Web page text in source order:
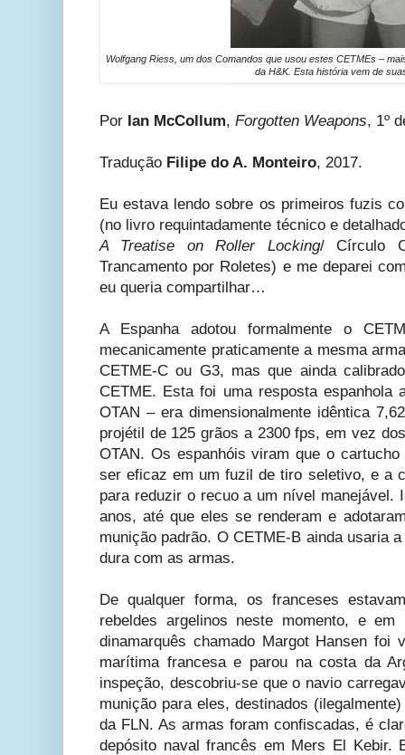
Wolfgang Riess, um dos Comandos que usou estes CETMEs –
da H&K. Esta história vem de
Por Ian McCollum, Forgotten Weapons, 1º
Tradução Filipe do A. Monteiro, 2017.
Eu estava lendo sobre os primeiros fuzis
(no livro requintadamente técnico e
A Treatise on Roller Locking/ Círculo
Trancamento por Roletes) e me deparei
eu queria compartilhar…
A Espanha adotou formalmente o
mecanicamente praticamente a mesma
CETME-C ou G3, mas que ainda
CETME. Esta foi uma resposta espanhola
OTAN – era dimensionalmente idêntica
projétil de 125 grãos a 2300 fps, em vez
OTAN. Os espanhóis viram que o
ser eficaz em um fuzil de tiro seletivo, e a
para reduzir o recuo a um nível manejável.
anos, até que eles se renderam e
munição padrão. O CETME-B ainda usaria
dura com as armas.
De qualquer forma, os franceses
rebeldes argelinos neste momento, e
dinamarquês chamado Margot Hansen foi
marítima francesa e parou na costa da
inspeção, descobriu-se que o navio
munição para eles, destinados
da FLN. As armas foram confiscadas, é
depósito naval francês em Mers El Kebir.